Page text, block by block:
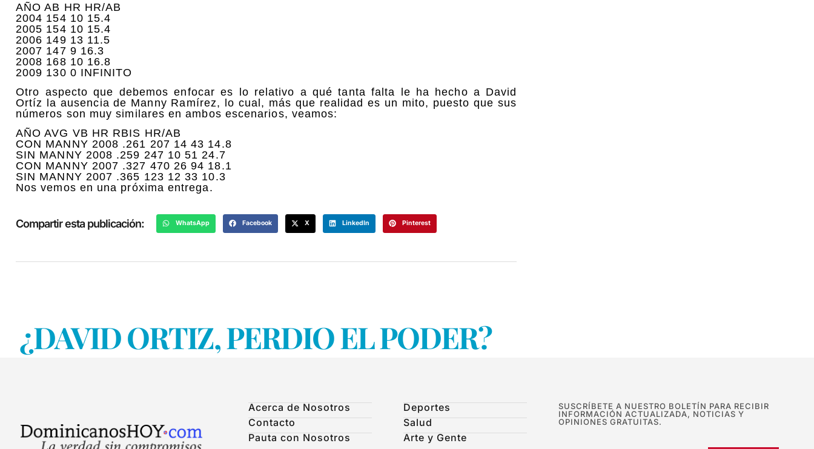
AÑO AB HR HR/AB
2004 154 10 15.4
2005 154 10 15.4
2006 149 13 11.5
2007 147 9 16.3
2008 168 10 16.8
2009 130 0 INFINITO
Otro aspecto que debemos enfocar es lo relativo a qué tanta falta le ha hecho a David
Ortíz la ausencia de Manny Ramírez, lo cual, más que realidad es un mito, puesto que sus
números son muy similares en ambos escenarios, veamos:
AÑO AVG VB HR RBIS HR/AB
CON MANNY 2008 .261 207 14 43 14.8
SIN MANNY 2008 .259 247 10 51 24.7
CON MANNY 2007 .327 470 26 94 18.1
SIN MANNY 2007 .365 123 12 33 10.3
Nos vemos en una próxima entrega.
Compartir esta publicación: WhatsApp Facebook X LinkedIn Pinterest
¿DAVID ORTIZ, PERDIO EL PODER?
Acerca de Nosotros
Contacto
Pauta con Nosotros
Deportes
Salud
Arte y Gente
SUSCRÍBETE A NUESTRO BOLETÍN PARA RECIBIR
INFORMACIÓN ACTUALIZADA, NOTICIAS Y
OPINIONES GRATUITAS.